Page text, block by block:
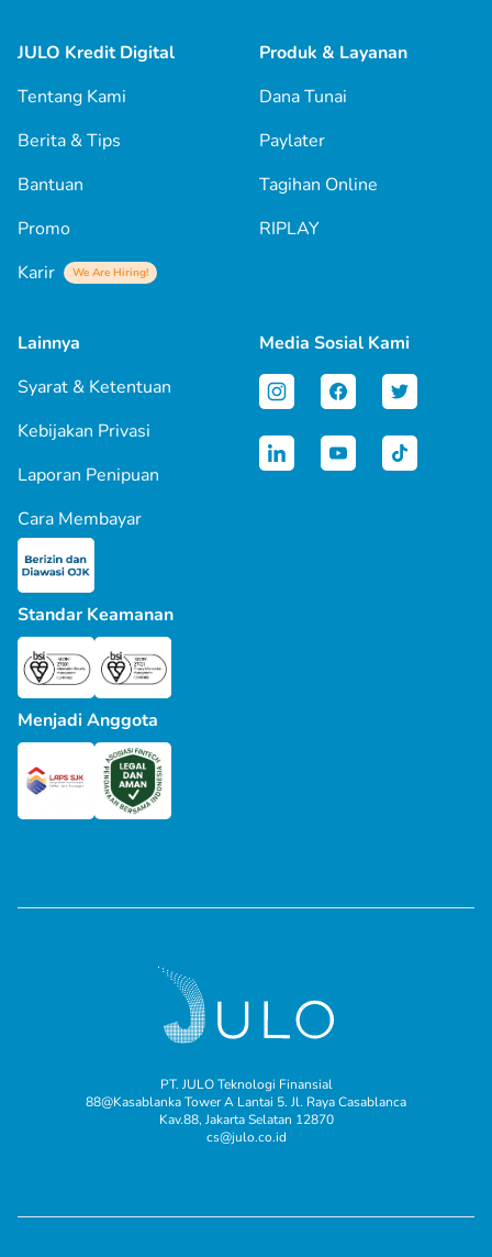
JULO Kredit Digital
Tentang Kami
Berita & Tips
Bantuan
Promo
Karir
We Are Hiring!
Produk & Layanan
Dana Tunai
Paylater
Tagihan Online
RIPLAY
Lainnya
Syarat & Ketentuan
Kebijakan Privasi
Laporan Penipuan
Cara Membayar
Media Sosial Kami
Standar Keamanan
Menjadi Anggota
PT. JULO Teknologi Finansial
88@Kasablanka Tower A Lantai 5. Jl. Raya Casablanca
Kav.88, Jakarta Selatan 12870
cs@julo.co.id